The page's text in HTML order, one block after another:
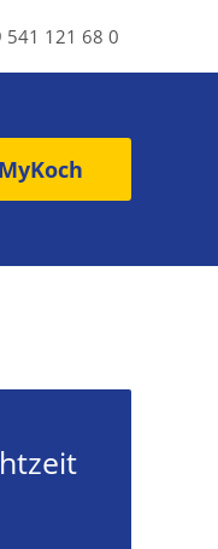
541 121 68 0
MyKoch